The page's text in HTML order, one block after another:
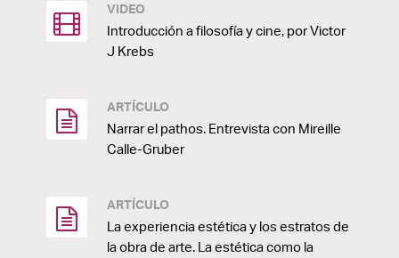
VIDEO
Introducción a filosofía y cine, por Victor
J Krebs
ARTÍCULO
Narrar el pathos. Entrevista con Mireille
Calle-Gruber
ARTÍCULO
La experiencia estética y los estratos de
la obra de arte. La estética como la